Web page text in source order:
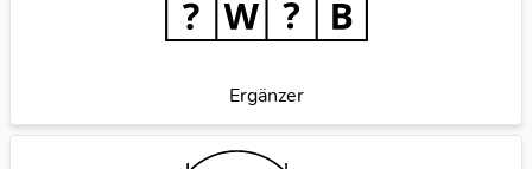
Ergänzer